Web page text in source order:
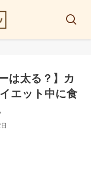
は太る？】カ
エット中に食